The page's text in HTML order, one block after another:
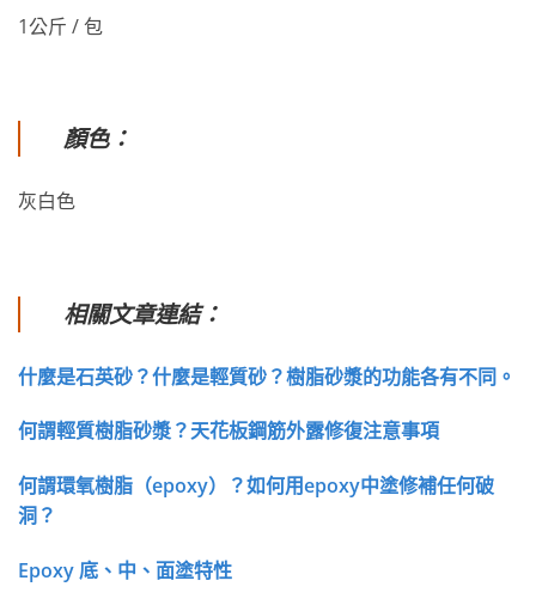
1公斤 / 包
顏色：
灰白色
相關文章連結：
什麼是石英砂？什麼是輕質砂？樹脂砂漿的功能各有不同。
何謂輕質樹脂砂漿？天花板鋼筋外露修復注意事項
何謂環氧樹脂（epoxy）？如何用epoxy中塗修補任何破
洞？
Epoxy 底、中、面塗特性